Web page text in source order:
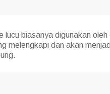
lucu biasanya digunakan
melengkapi dan akan